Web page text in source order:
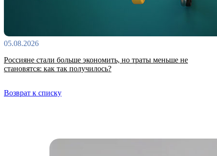
05.08.2026
Россияне стали больше экономить, но траты меньше не
становятся: как так получилось?
Возврат к списку